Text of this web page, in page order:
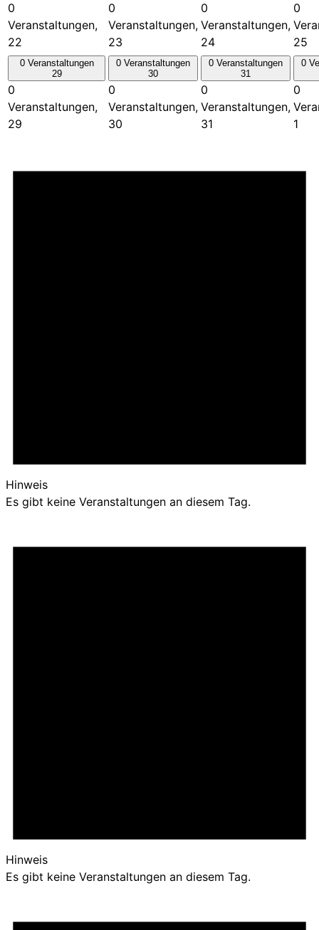
0
Veranstaltungen,
22
0
Veranstaltungen,
23
0
Veranstaltungen,
24
0
25
0 Veranstaltungen
29
0
Veranstaltungen,
29
0 Veranstaltungen
30
0
Veranstaltungen,
30
0 Veranstaltungen
31
0
Veranstaltungen,
31
0
0
1
Hinweis
Es gibt keine Veranstaltungen an diesem Tag.
Hinweis
Es gibt keine Veranstaltungen an diesem Tag.